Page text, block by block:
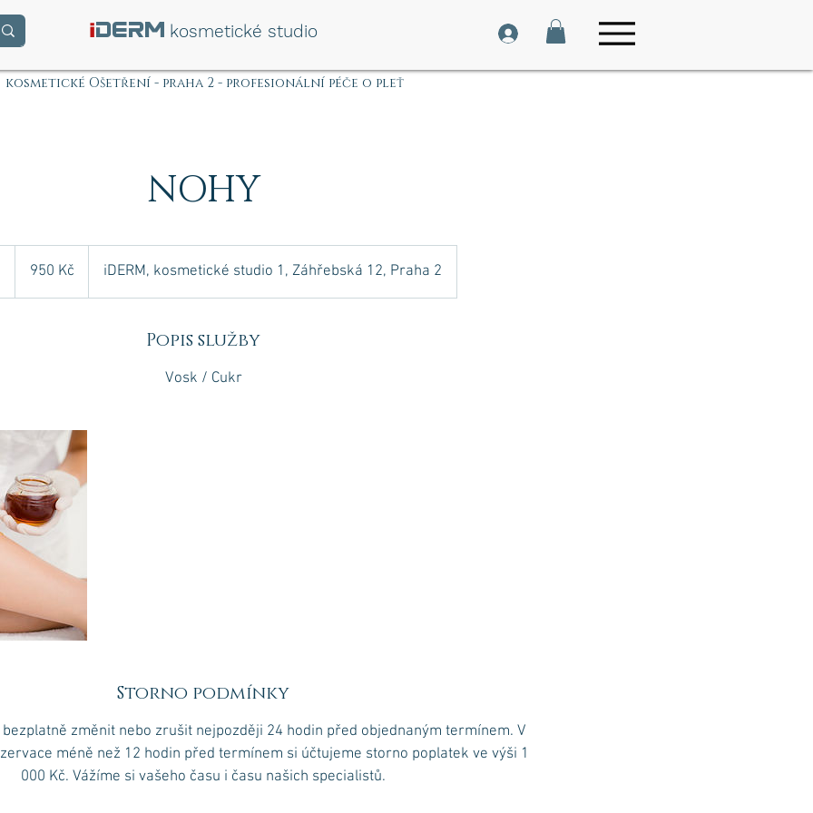
iDERM kosmetické studio
kosmetické Ošetření - praha 2 - profesionální péče o pleť
NOHY
h
korun950 Kč iDERM, kosmetické studio 1, Záhřebská 12, Praha 2
Popis služby
Vosk / Cukr
Storno podmínky
změnit nebo zrušit nejpozději 24 hodin před objednaným termínem. V
méně než 12 hodin před termínem si účtujeme storno poplatek ve výši 1
000 Kč. Vážíme si vašeho času i času našich specialistů.